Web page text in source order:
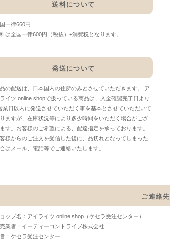
送料について
一律660円
は全国一律600円（税抜）+消費税となります。
発送について
の配送は、日本国内の住所のみとさせていただきます。 ア
イツ online shopで扱っている商品は、入金確認完了日より
業日以内に発送させていただく事を基本とさせていただいて
ますが、在庫状況等により多少時間をいただく場合がござ
す。お客様のご希望による、配達指定を承っております。
様からのご注文を受信した後に、品切れとなってしまった
はメール、電話等でご連絡いたします。
ご連絡先
ップ名：アイライツ online shop（ケセラ受注センター）
業者：イーディーコントライブ株式会社
：ケセラ受注センター